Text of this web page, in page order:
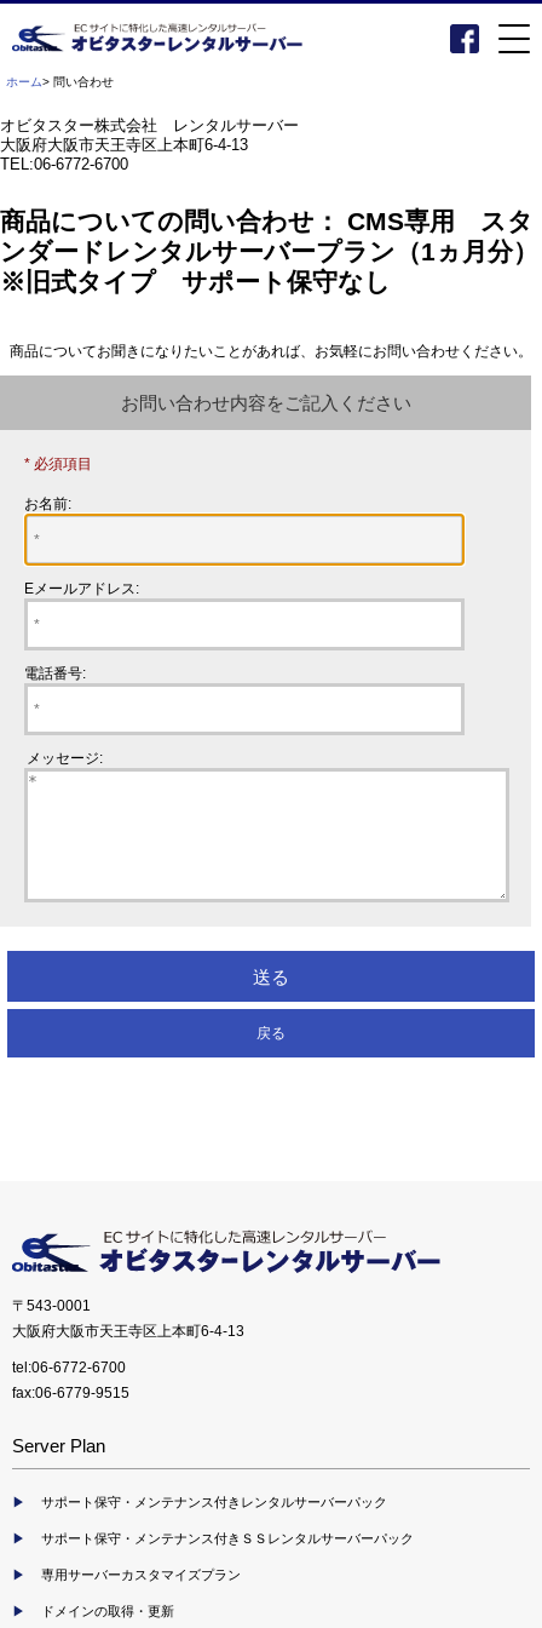
ホーム> 問い合わせ
オビタスター株式会社 レンタルサーバー
大阪府大阪市天王寺区上本町6-4-13
TEL:06-6772-6700
商品についての問い合わせ： CMS専用 スタ
ンダードレンタルサーバープラン（1ヵ月分）
※旧式タイプ サポート保守なし
商品についてお聞きになりたいことがあれば、お気軽にお問い合わせください。
お問い合わせ内容をご記入ください
* 必須項目
お名前:
Eメールアドレス:
電話番号:
メッセージ:
戻る
〒543-0001
大阪府大阪市天王寺区上本町6-4-13
tel:06-6772-6700
fax:06-6779-9515
Server Plan
サポート保守・メンテナンス付きレンタルサーバーパック
サポート保守・メンテナンス付きＳＳレンタルサーバーパック
専用サーバーカスタマイズプラン
ドメインの取得・更新